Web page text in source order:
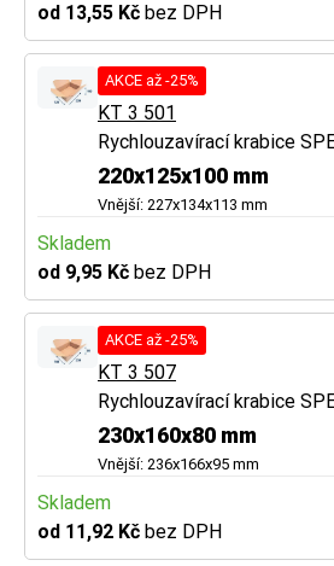
od 13,55 Kč bez DPH
AKCE až -25%
KT 3 501
Rychlouzavírací krabice
220x125x100 mm
Vnější: 227x134x113 mm
Skladem
od 9,95 Kč bez DPH
AKCE až -25%
KT 3 507
Rychlouzavírací krabice
230x160x80 mm
Vnější: 236x166x95 mm
Skladem
od 11,92 Kč bez DPH